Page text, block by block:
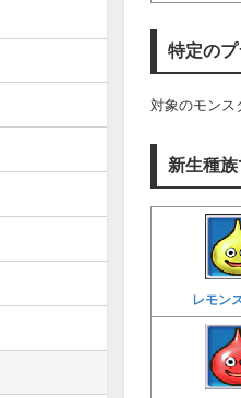
特定の
対象のモンス
新生種
レモン